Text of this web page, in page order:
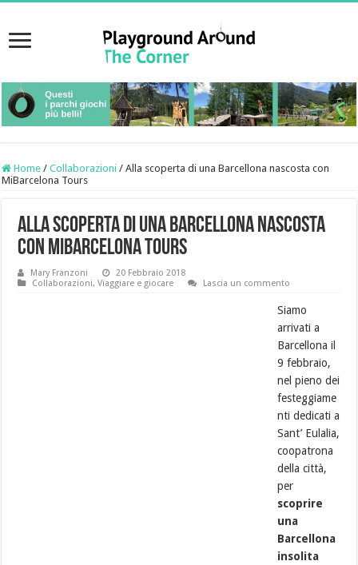
Home / Collaborazioni / Alla scoperta di una Barcellona nascosta con
MiBarcelona Tours
Alla scoperta di una Barcellona nascosta
con MiBarcelona Tours
Mary Franzoni
20 Febbraio 2018
Collaborazioni,Viaggiare e giocare Lascia un commento
Siamo
arrivati a
Barcellona il
9 febbraio,
nel pieno dei
festeggiame
nti dedicati a
Sant’ Eulalia,
coopatrona
della città,
per
scoprire
una
Barcellona
insolita